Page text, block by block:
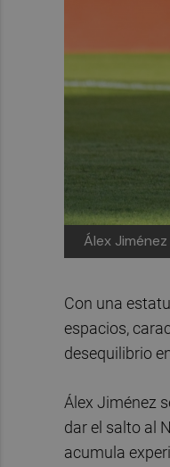
Álex
Con una
espacios,
desequilibrio
Álex Jiménez
dar el salto al
acumula